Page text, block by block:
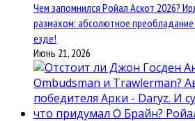
Чем запомнился Ройал Аскот 2026?
размахом: абсолютное преобладание
езде!
Июнь 21, 2026